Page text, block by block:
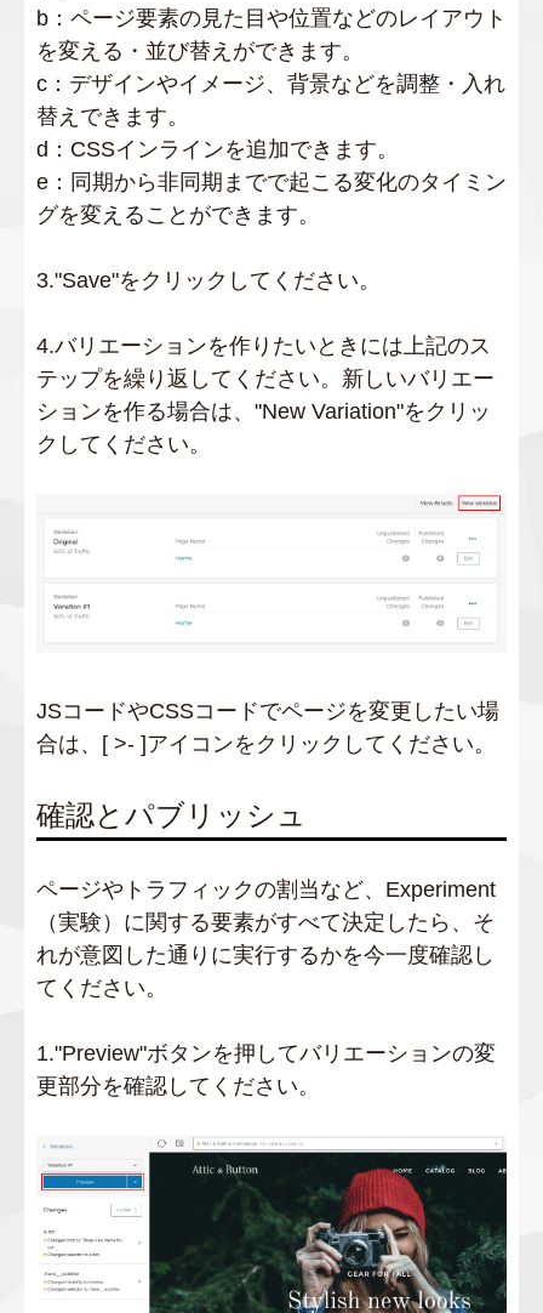
b：ページ要素の見た目や位置などのレイアウト
を変える・並び替えができます。
c：デザインやイメージ、背景などを調整・入れ
替えできます。
d：CSSインラインを追加できます。
e：同期から非同期までで起こる変化のタイミン
グを変えることができます。
3."Save"をクリックしてください。
4.バリエーションを作りたいときには上記のス
テップを繰り返してください。新しいバリエー
ションを作る場合は、"New Variation"をクリッ
クしてください。
JSコードやCSSコードでページを変更したい場
合は、[ >- ]アイコンをクリックしてください。
確認とパブリッシュ
ページやトラフィックの割当など、Experiment
（実験）に関する要素がすべて決定したら、そ
れが意図した通りに実行するかを今一度確認し
てください。
1."Preview"ボタンを押してバリエーションの変
更部分を確認してください。